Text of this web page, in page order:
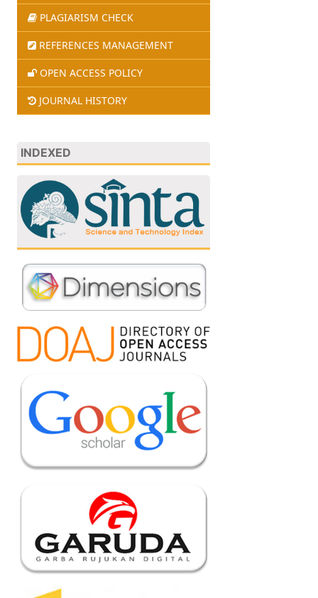
PLAGIARISM CHECK
REFERENCES MANAGEMENT
OPEN ACCESS POLICY
JOURNAL HISTORY
INDEXED